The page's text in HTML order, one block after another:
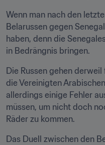
Wenn man nach den
Belarussen gegen
haben, denn die
in Bedrängnis bringen.
Die Russen gehen
die Vereinigten
allerdings einige Fehler
müssen, um nicht doch
Räder zu kommen.
Das Duell zwischen den